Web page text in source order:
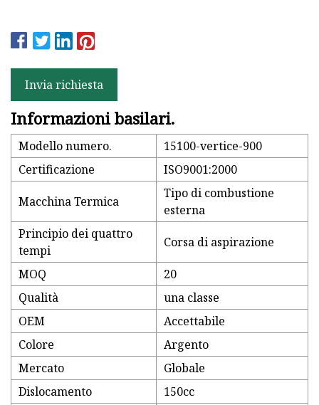
Invia richiesta
Informazioni basilari.
Modello numero.
15100-vertice-900
Certificazione
ISO9001:2000
Macchina Termica
Tipo di combustione
esterna
Principio dei quattro
tempi
Corsa di aspirazione
MOQ
20
Qualità
una classe
OEM
Accettabile
Colore
Argento
Mercato
Globale
Dislocamento
150cc